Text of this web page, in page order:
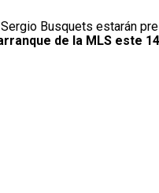
Busquets estarán
de la MLS este